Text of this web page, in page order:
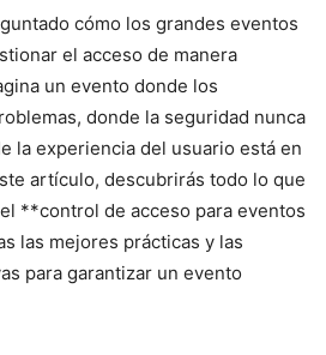
cómo los grandes eventos
el acceso de manera
un evento donde los
donde la seguridad nunca
la experiencia del usuario está en
artículo, descubrirás todo lo que
**control de acceso para eventos
las mejores prácticas y las
para garantizar un evento